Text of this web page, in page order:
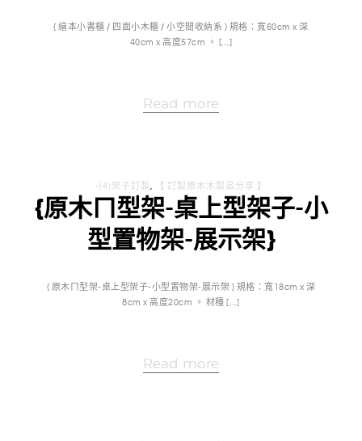
{ 繪本小書櫃 / 四面小木櫃 / 小空間收納系 } 規格：寬60cm x 深
40cm x 高度57cm 。 […]
Read more
-(4)架子訂製, 【 訂製原木木製品分享 】
{原木ㄇ型架-桌上型架子-小
型置物架-展示架}
{ 原木ㄇ型架-桌上型架子-小型置物架-展示架 } 規格：寬18cm x 深
8cm x 高度20cm 。 材種 […]
Read more